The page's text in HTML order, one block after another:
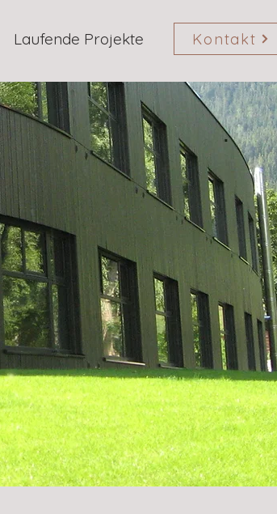
Laufende Projekte Kontakt